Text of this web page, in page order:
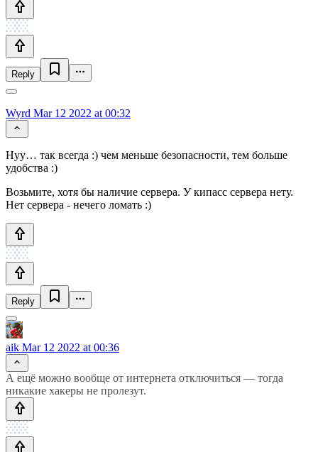
Reply
Wyrd Mar 12 2022 at 00:32
Нуу… так всегда :) чем меньше безопасности, тем больше
удобства :)
Возьмите, хотя бы наличие сервера. У кипасс сервера нету.
Нет сервера - нечего ломать :)
Reply
aik Mar 12 2022 at 00:36
А ещё можно вообще от интернета отключиться — тогда
никакие хакеры не пролезут.